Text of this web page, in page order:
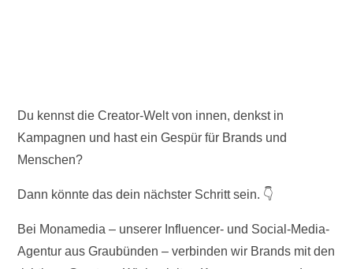
Du kennst die Creator-Welt von innen, denkst in
Kampagnen und hast ein Gespür für Brands und
Menschen?
Dann könnte das dein nächster Schritt sein. 👇
Bei Monamedia – unserer Influencer- und Social-Media-
Agentur aus Graubünden – verbinden wir Brands mit den